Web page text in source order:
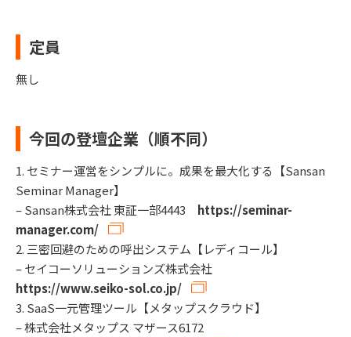
定員
無し
今回の登壇企業（順不同）
1. セミナー運営をシンプルに。成果を最大化する【Sansan
Seminar Manager】
– Sansan株式会社 東証一部4443 https://seminar-
manager.com/
2. 三密回避のための呼出システム【レディコール】
– セイコーソリューションズ株式会社
https://www.seiko-sol.co.jp/
3. SaaS一元管理ツール【メタップスクラウド】
– 株式会社メタップス マザース6172